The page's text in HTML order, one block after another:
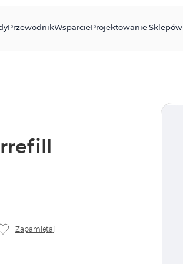
PrzewodnikWsparcieProjektowanie Sklepów
Zapamiętaj